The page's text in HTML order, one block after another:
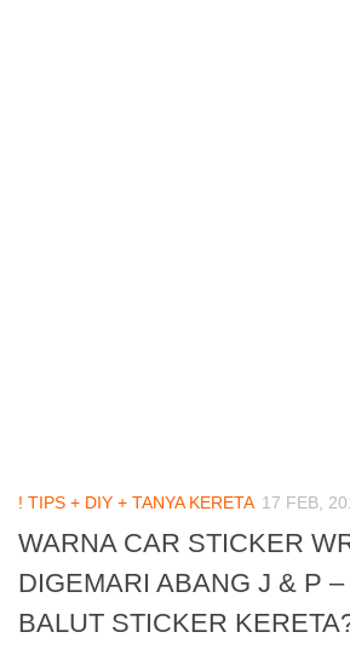
! TIPS + DIY + TANYA KERETA 17 FEB,
WARNA CAR STICKER
DIGEMARI ABANG J & P –
BALUT STICKER